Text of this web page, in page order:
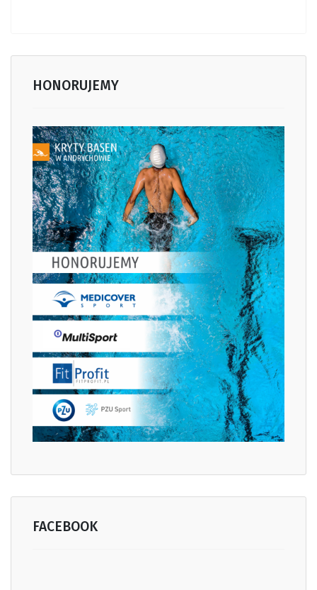
HONORUJEMY
FACEBOOK